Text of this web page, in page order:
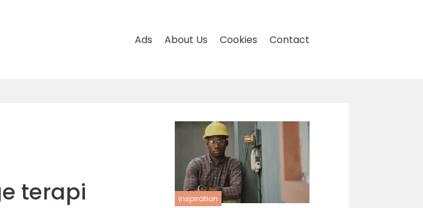
Ads About Us Cookies Contact
terapi
inspiration